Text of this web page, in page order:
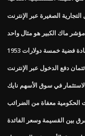
الصغيرة عبر الإنترنت
مؤشر ماك الكبير هو مثال واحد
شهادة فضية خمسة دولارات
دفع الدخول عبر الإنترنت
في سوق الأسهم نايك
الحكومية معفاة من الضرائب
بين القسيمة وسعر الفائدة